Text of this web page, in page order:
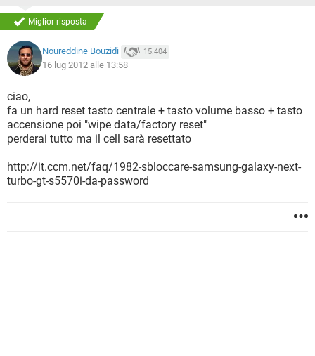
Miglior risposta
Noureddine Bouzidi 15.404
16 lug 2012 alle 13:58
ciao,
fa un hard reset tasto centrale + tasto volume basso + tasto
accensione poi "wipe data/factory reset"
perderai tutto ma il cell sarà resettato
http://it.ccm.net/faq/1982-sbloccare-samsung-galaxy-next-
turbo-gt-s5570i-da-password